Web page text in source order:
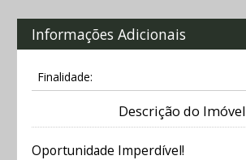
Informações Adicionais
Finalidade:
Descrição do Imóvel
Oportunidade Imperdível!